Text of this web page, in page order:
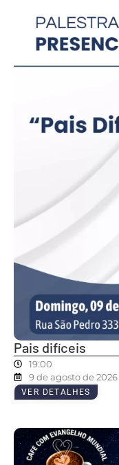
Pais difíceis
19:00
9 de agosto de 2026
VER DETALHES